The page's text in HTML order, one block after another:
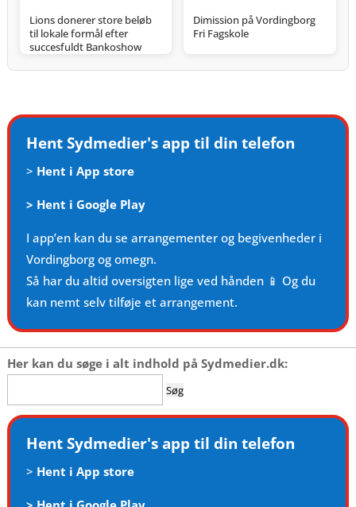
Lions donerer store beløb
til lokale formål efter
succesfuldt Bankoshow
Dimission på Vordingborg
Fri Fagskole
Hent Sydmedier's app til din telefon
> Hent i App store
> Hent i Google Play
I app’en kan du se arrangementer og begivenheder i
Vordingborg og omegn.
Så har du altid oversigten lige ved hånden 📱 Og du
kan nemt selv tilføje et arrangement.
Her kan du søge i alt indhold på Sydmedier.dk:
efter:
Hent Sydmedier's app til din telefon
> Hent i App store